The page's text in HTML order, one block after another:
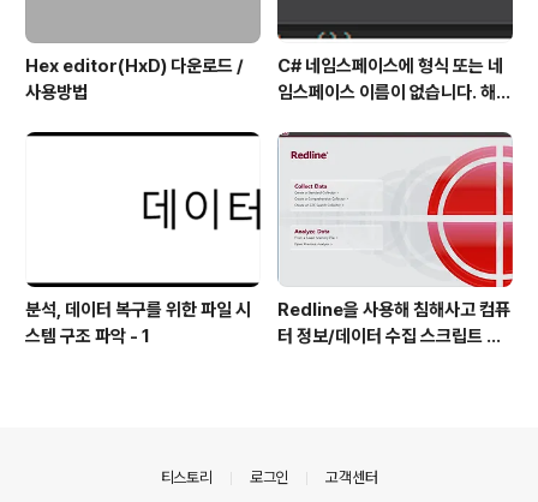
Hex editor(HxD) 다운로드 /
사용방법
C# 네임스페이스에 형식 또는 네
임스페이스 이름이 없습니다. 해결
분석, 데이터 복구를 위한 파일 시
스템 구조 파악 - 1
Redline을 사용해 침해사고 컴퓨
터 정보/데이터 수집 스크립트 작
티스토리 로그인 고객센터